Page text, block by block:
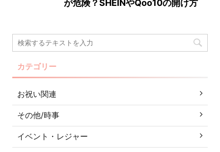
が危険？SHEINやQoo10の開け方
カテゴリー
お祝い関連
その他/時事
イベント・レジャー